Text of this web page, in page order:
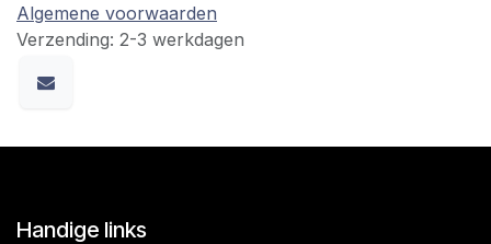
Algemene voorwaarden
Verzending: 2-3 werkdagen
Handige links